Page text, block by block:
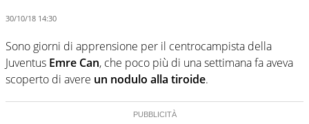
30/10/18 14:30
Sono giorni di apprensione per il centrocampista della
Juventus Emre Can, che poco più di una settimana fa aveva
scoperto di avere un nodulo alla tiroide.